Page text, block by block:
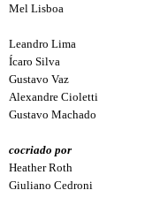
Mel Lisboa
Leandro Lima
Ícaro Silva
Gustavo Vaz
Alexandre Cioletti
Gustavo Machado
cocriado por
Heather Roth
Giuliano Cedroni